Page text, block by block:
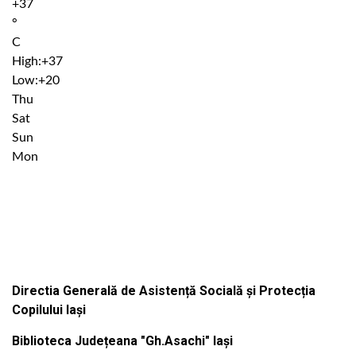
+37
°
C
High:+37
Low:+20
Thu
Sat
Sun
Mon
Directia Generală de Asistență Socială și Protecția
Copilului Iași
Biblioteca Județeana "Gh.Asachi" Iași